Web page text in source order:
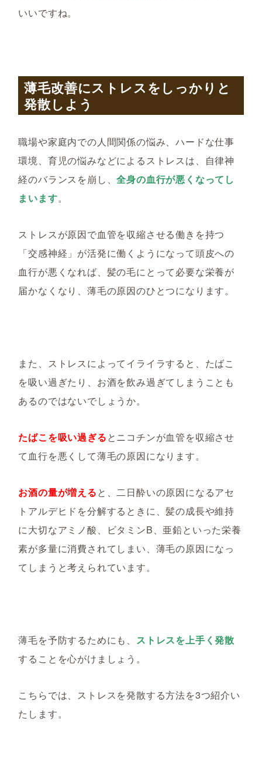
いいですね。
薄毛改善にストレスをしっかりと
発散しよう
職場や家庭内での人間関係の悩み、ハードな仕事
環境、育児の悩みなどによるストレスは、自律神
経のバランスを崩し、全身の血行が悪くなってし
まいます。
ストレスが原因で血管を収縮させる働きを持つ
「交感神経」が活発に働くようになって頭皮への
血行が悪くなれば、髪の毛にとって必要な栄養が
届かなくなり、薄毛の原因のひとつになります。
また、ストレスによってイライラすると、たばこ
を吸い過ぎたり、お酒を飲み過ぎてしまうことも
あるのではないでしょうか。
たばこを吸い過ぎるとニコチンが血管を収縮させ
て血行を悪くして薄毛の原因になります。
お酒の量が増えると、二日酔いの原因になるアセ
トアルデヒドを分解するときに、髪の成長や維持
に大切なアミノ酸、ビタミンB、亜鉛といった栄養
素が多量に消費されてしまい、薄毛の原因になっ
てしまうと考えられています。
薄毛を予防するためにも、 ストレスを上手く発散
することを心がけましょう。
こちらでは、ストレスを発散する方法を3つ紹介い
たします。